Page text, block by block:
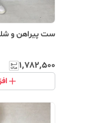
ست پیراهن و
۱٬۷۸۲٬۵۰۰